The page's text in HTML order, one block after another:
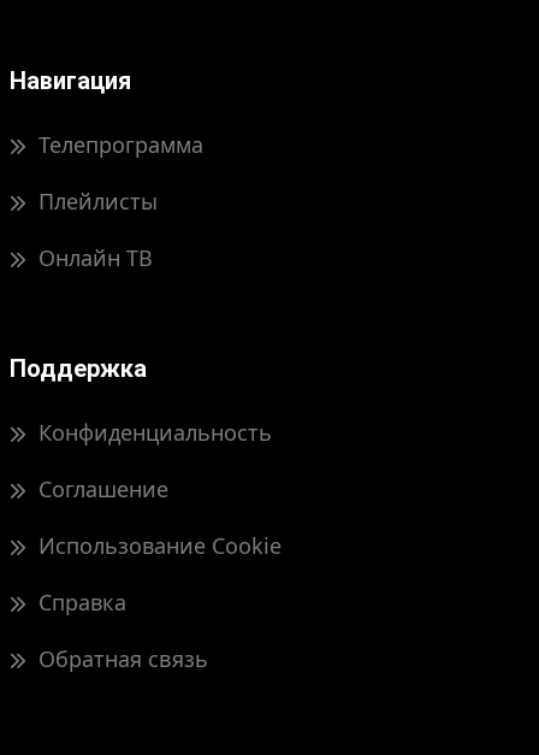
Навигация
Телепрограмма
Плейлисты
Онлайн ТВ
Поддержка
Конфиденциальность
Соглашение
Использование Cookie
Справка
Обратная связь